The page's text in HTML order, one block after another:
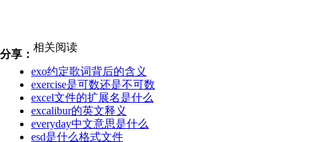
分享：
相关阅读
exo约定歌词背后的含义
exercise是可数还是不可数
excel文件的扩展名是什么
excalibur的英文释义
everyday中文意思是什么
esd是什么格式文件